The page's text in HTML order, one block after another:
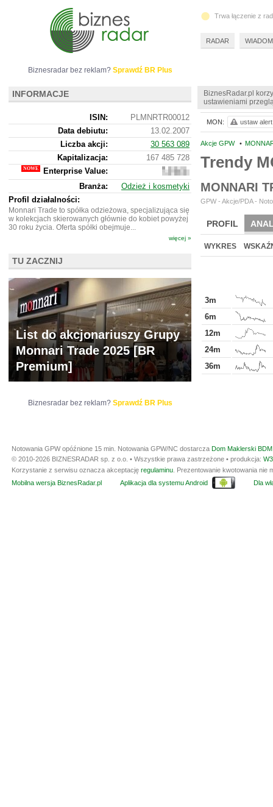
BiznesRadar.pl
ustawieniami
Akcje GPW •
Trendy
MONNARI
GPW - Akcje/PDA -
PROFIL
BR LAB
WYKRES
3m
6m
12m
24m
36m
MON: ustaw alert
Biznesradar bez reklam? Sprawdź BR Plus
INFORMACJE
ISIN:
PLMNRTR00012
Data debiutu:
13.02.2007
Liczba akcji:
30 563 089
Kapitalizacja:
167 485 728
Enterprise Value:
415
728
Branża:
Odzież i kosmetyki
Profil działalności:
Monnari Trade to spółka odzieżowa, specjalizująca się
w kolekcjach skierowanych głównie do kobiet powyżej
30 roku życia. Oferta spółki obejmuje...
więcej »
TU ZACZNIJ
List do akcjonariuszy Grupy
Monnari Trade 2025 [BR
Premium]
Biznesradar bez reklam? Sprawdź BR Plus
Trwa łączenie z
RADAR
Notowania GPW opóźnione 15 min. Notowania GPW/NC dostarcza Dom Maklerski
© 2010-2026 BIZNESRADAR sp. z o.o. • Wszystkie prawa zastrzeżone • produkcja:
Korzystanie z serwisu oznacza akceptację regulaminu . Prezentowanie kwotowania
Mobilna wersja BiznesRadar.pl
Aplikacja dla systemu Android Dla